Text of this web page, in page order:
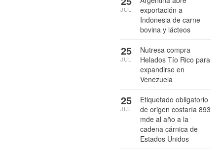
exportación a
Indonesia de carne
bovina y lácteos
JUL
Nutresa compra
Helados Tío Rico para
expandirse en
Venezuela
25
JUL
Etiquetado obligatorio
de origen costaría 893
mde al año a la
cadena cárnica de
Estados Unidos
25
JUL